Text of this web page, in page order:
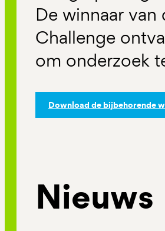
De winnaar
Challenge
om onderzoek
Download de bijbehorende
Nieuws